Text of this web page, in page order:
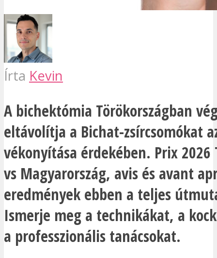
Írta Kevin
A bichektómia Törökországban
eltávolítja a Bichat-zsírcsomókat
vékonyítása érdekében. Prix 2026
vs Magyarország, avis és avant
eredmények ebben a teljes
Ismerje meg a technikákat, a
a professzionális tanácsokat.